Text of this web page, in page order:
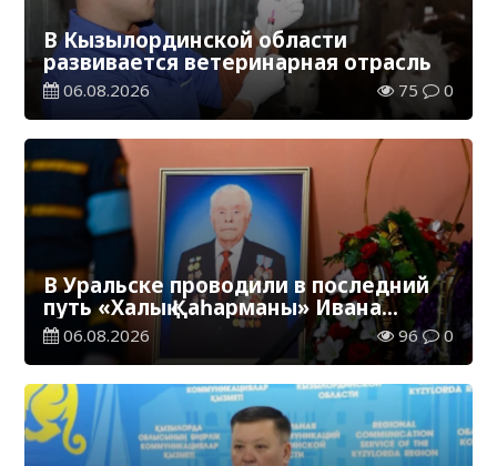
В Кызылординской области
развивается ветеринарная отрасль
06.08.2026 75 0
В Уральске проводили в последний
путь «Халық Қаһарманы» Ивана
Степановича Гапича
06.08.2026 96 0